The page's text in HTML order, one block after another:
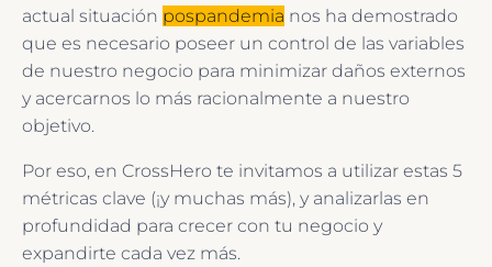
actual situación pospandemia nos ha demostrado
que es necesario poseer un control de las variables
de nuestro negocio para minimizar daños externos
y acercarnos lo más racionalmente a nuestro
objetivo.
Por eso, en CrossHero te invitamos a utilizar estas 5
métricas clave (¡y muchas más), y analizarlas en
profundidad para crecer con tu negocio y
expandirte cada vez más.